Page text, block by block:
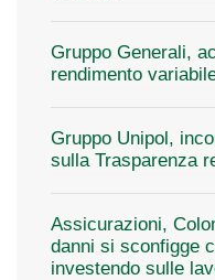
Gruppo Generali,
rendimento
Gruppo Unipol,
sulla Trasparenza
Assicurazioni,
danni si sconfigge
investendo sulle